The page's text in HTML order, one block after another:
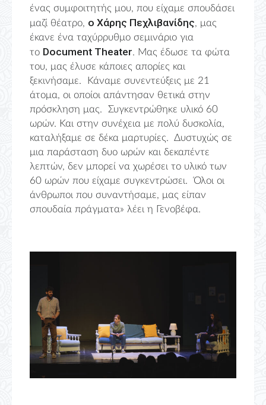
ένας συμφοιτητής μου, που είχαμε σπουδάσει
μαζί θέατρο, ο Χάρης Πεχλιβανίδης, μας
έκανε ένα ταχύρρυθμο σεμινάριο για
το Document Theater. Μας έδωσε τα φώτα
του, μας έλυσε κάποιες απορίες και
ξεκινήσαμε. Κάναμε συνεντεύξεις με 21
άτομα, οι οποίοι απάντησαν θετικά στην
πρόσκληση μας. Συγκεντρώθηκε υλικό 60
ωρών. Και στην συνέχεια με πολύ δυσκολία,
καταλήξαμε σε δέκα μαρτυρίες. Δυστυχώς σε
μια παράσταση δυο ωρών και δεκαπέντε
λεπτών, δεν μπορεί να χωρέσει το υλικό των
60 ωρών που είχαμε συγκεντρώσει. Όλοι οι
άνθρωποι που συναντήσαμε, μας είπαν
σπουδαία πράγματα» λέει η Γενοβέφα.